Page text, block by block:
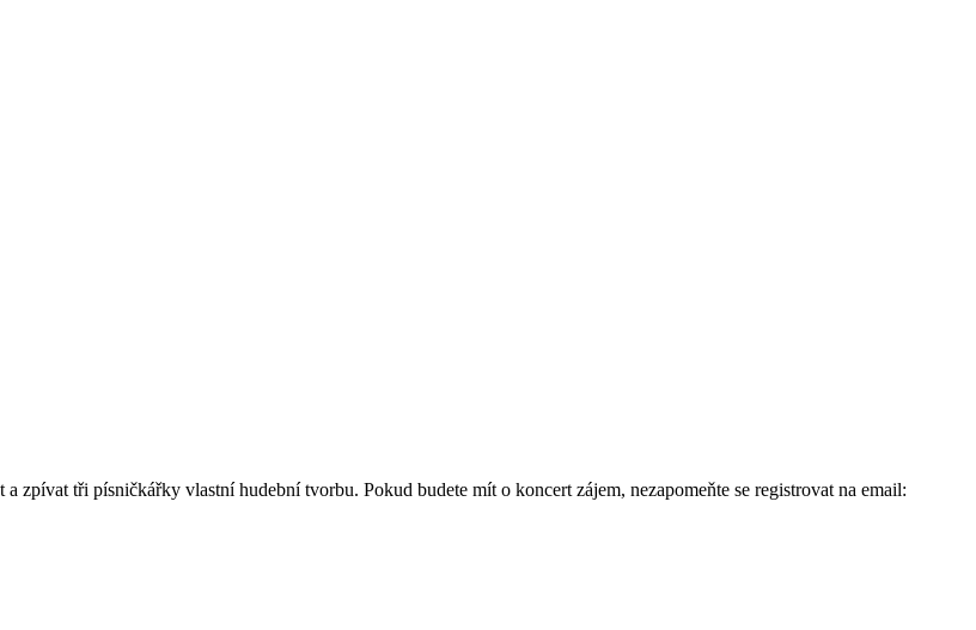
zpívat tři písničkářky vlastní hudební tvorbu. Pokud budete mít o koncert zájem, nezapomeňte se registrovat na email: